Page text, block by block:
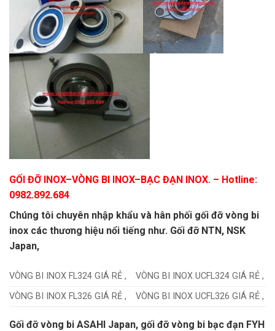
GỐI ĐỠ INOX–VÒNG BI INOX–BẠC ĐẠN INOX. – Hotline:
0982.892.684
Chúng tôi chuyên nhập khẩu và hân phối gối đỡ vòng bi
inox các thương hiệu nổi tiếng như. Gối đỡ NTN, NSK
Japan,
VÒNG BI INOX FL324 GIÁ RẺ ,
VÒNG BI INOX UCFL324 GIÁ RẺ ,
VÒNG BI INOX FL326 GIÁ RẺ ,
VÒNG BI INOX UCFL326 GIÁ RẺ ,
Gối đỡ vòng bi ASAHI Japan, gối đỡ vòng bi bạc đạn FYH